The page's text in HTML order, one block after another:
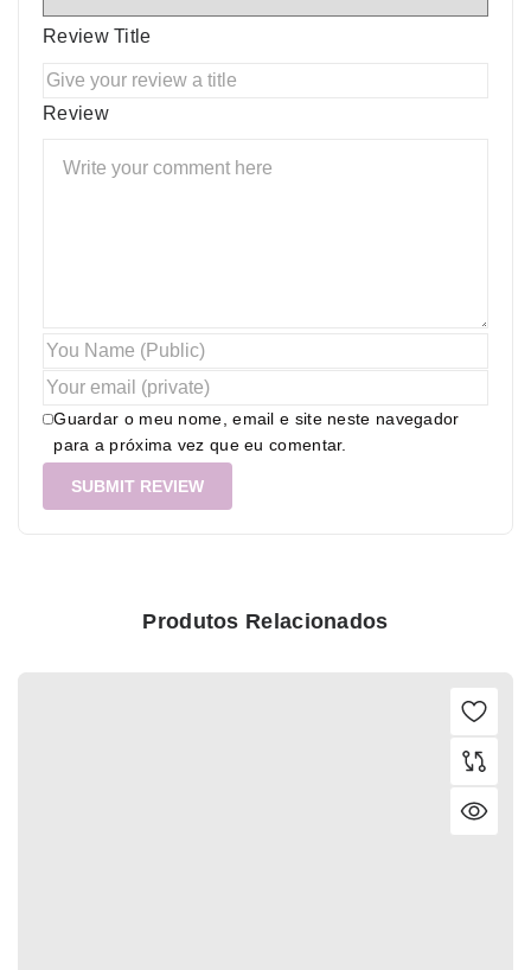
Review Title
Review
Guardar o meu nome, email e site neste navegador
para a próxima vez que eu comentar.
Produtos Relacionados